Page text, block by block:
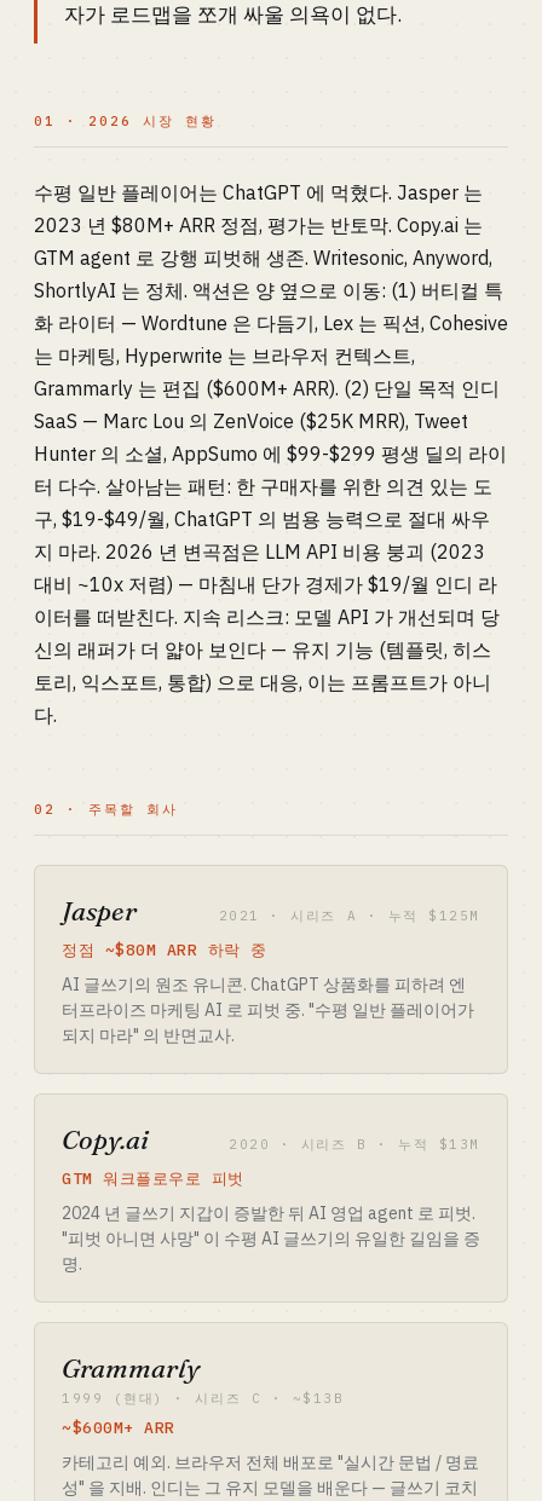
자가 로드맵을 쪼개 싸울 의욕이 없다.
01 · 2026 시장 현황
수평 일반 플레이어는 ChatGPT 에 먹혔다. Jasper 는
2023 년 $80M+ ARR 정점, 평가는 반토막. Copy.ai 는
GTM agent 로 강행 피벗해 생존. Writesonic, Anyword,
ShortlyAI 는 정체. 액션은 양 옆으로 이동: (1) 버티컬 특
화 라이터 — Wordtune 은 다듬기, Lex 는 픽션, Cohesive
는 마케팅, Hyperwrite 는 브라우저 컨텍스트,
Grammarly 는 편집 ($600M+ ARR). (2) 단일 목적 인디
SaaS — Marc Lou 의 ZenVoice ($25K MRR), Tweet
Hunter 의 소셜, AppSumo 에 $99-$299 평생 딜의 라이
터 다수. 살아남는 패턴: 한 구매자를 위한 의견 있는 도
구, $19-$49/월, ChatGPT 의 범용 능력으로 절대 싸우
지 마라. 2026 년 변곡점은 LLM API 비용 붕괴 (2023
대비 ~10x 저렴) — 마침내 단가 경제가 $19/월 인디 라
이터를 떠받친다. 지속 리스크: 모델 API 가 개선되며 당
신의 래퍼가 더 얇아 보인다 — 유지 기능 (템플릿, 히스
토리, 익스포트, 통합) 으로 대응, 이는 프롬프트가 아니
다.
02 · 주목할 회사
Jasper 2021 · 시리즈 A · 누적 $125M
정점 ~$80M ARR 하락 중
AI 글쓰기의 원조 유니콘. ChatGPT 상품화를 피하려 엔
터프라이즈 마케팅 AI 로 피벗 중. "수평 일반 플레이어가
되지 마라" 의 반면교사.
Copy.ai 2020 · 시리즈 B · 누적 $13M
GTM 워크플로우로 피벗
2024 년 글쓰기 지갑이 증발한 뒤 AI 영업 agent 로 피벗.
"피벗 아니면 사망" 이 수평 AI 글쓰기의 유일한 길임을 증
명.
Grammarly
1999 (현대) · 시리즈 C · ~$13B
~$600M+ ARR
카테고리 예외. 브라우저 전체 배포로 "실시간 문법 / 명료
성" 을 지배. 인디는 그 유지 모델을 배운다 — 글쓰기 코치